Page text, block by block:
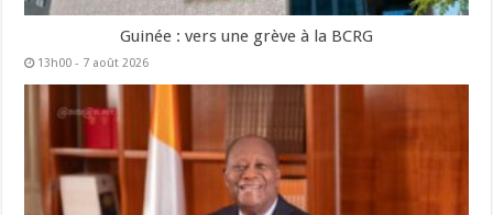
Guinée : vers une grève à la BCRG
13h00 - 7 août 2026